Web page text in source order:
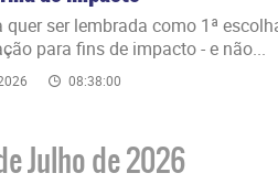
quer ser lembrada como 1ª
para fins de impacto - e não...
08:38:00
Julho de 2026